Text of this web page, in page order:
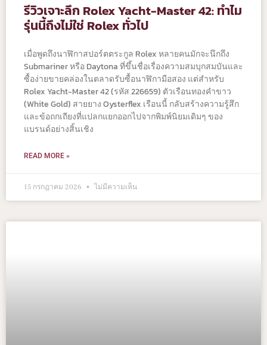
รีวิวเจาะลึก Rolex Yacht-Master 42: ทำไม
รุ่นนี้ถึงไม่ใช่ Rolex ทั่วไป
เมื่อพูดถึงนาฬิกาสปอร์ตตระกูล Rolex หลายคนมักจะนึกถึง
Submariner หรือ Daytona ที่ขึ้นชื่อเรื่องความสมบุกสมบันและ
ซื้อง่ายขายคล่องในตลาดรับซื้อนาฬิกามือสอง แต่สำหรับ
Rolex Yacht-Master 42 (รหัส 226659) ตัวเรือนทองคำขาว
(White Gold) สายยาง Oysterflex เรือนนี้ กลับสร้างความรู้สึก
และข้อถกเถียงที่แปลกแยกออกไปจากพิมพ์นิยมเดิมๆ ของ
แบรนด์อย่างสิ้นเชิง
READ MORE »
15 กรกฎาคม 2026 ไม่มีความเห็น